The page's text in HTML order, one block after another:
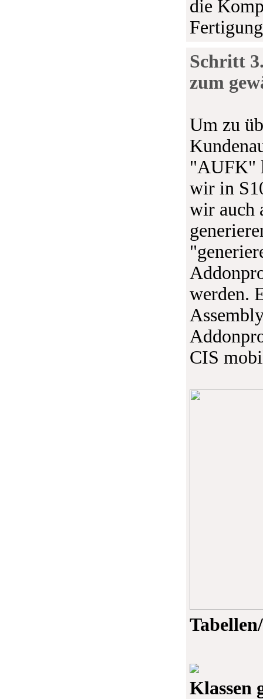
die
Schritt
zum
Um zu
"AUFK"
wir in
wir auch
werden.
CIS
Klassen